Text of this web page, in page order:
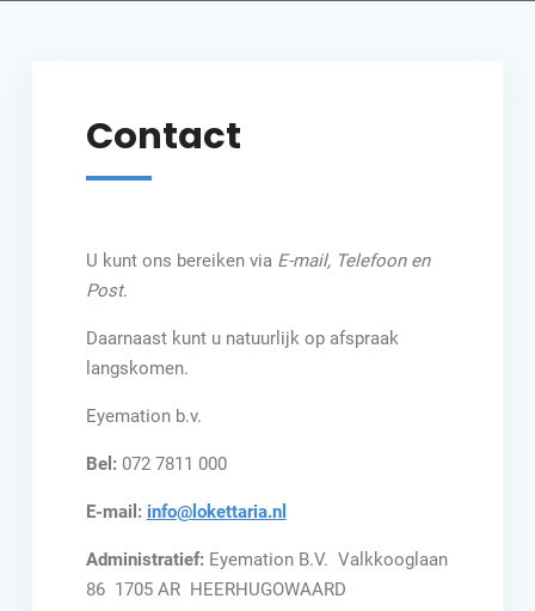
Contact
U kunt ons bereiken via E-mail, Telefoon en
Post.
Daarnaast kunt u natuurlijk op afspraak
langskomen.
Eyemation b.v.
Bel:072 7811 000
E-mail: info@lokettaria.nl
Administratief:Eyemation B.V. Valkkooglaan
86 1705 AR HEERHUGOWAARD